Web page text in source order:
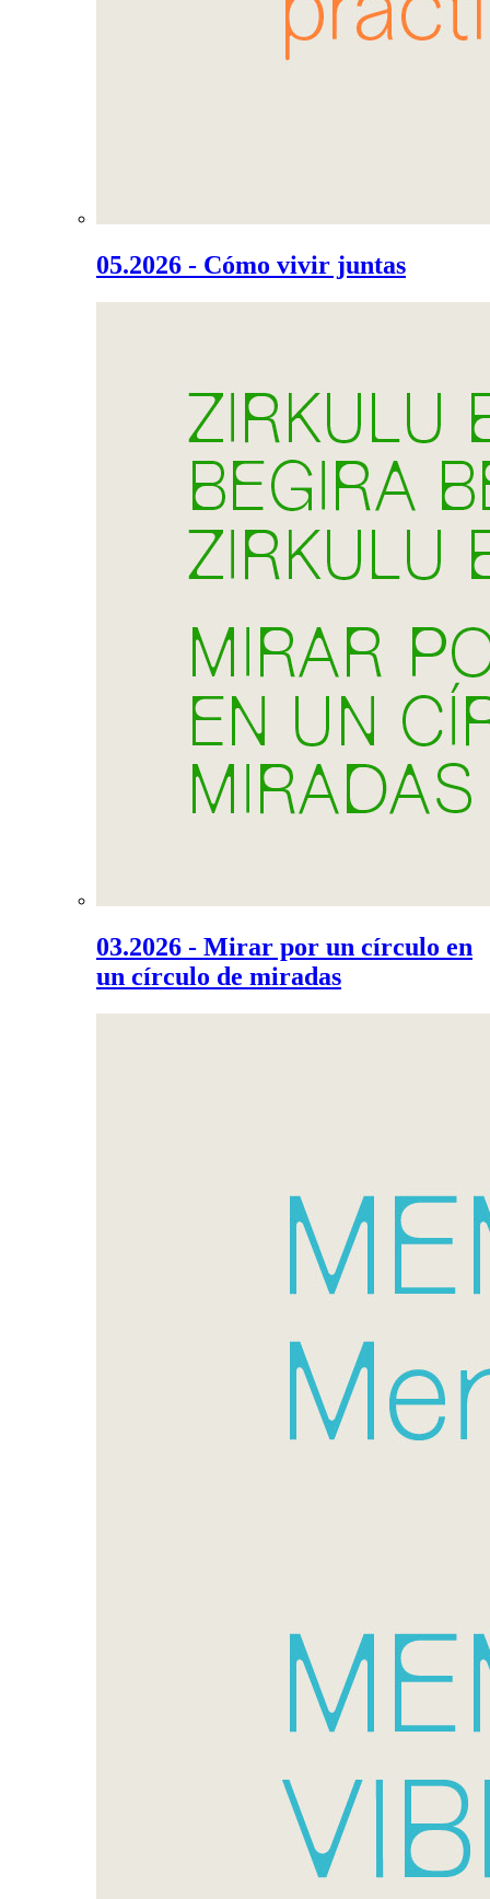
05.2026 - Cómo vivir juntas
03.2026 - Mirar por un círculo en
un círculo de miradas